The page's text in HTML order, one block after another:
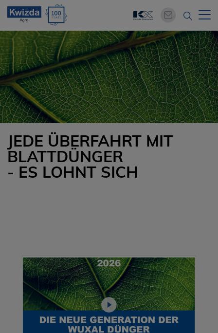
JEDE ÜBERFAHRT MIT
BLATTDÜNGER
- ES LOHNT SICH